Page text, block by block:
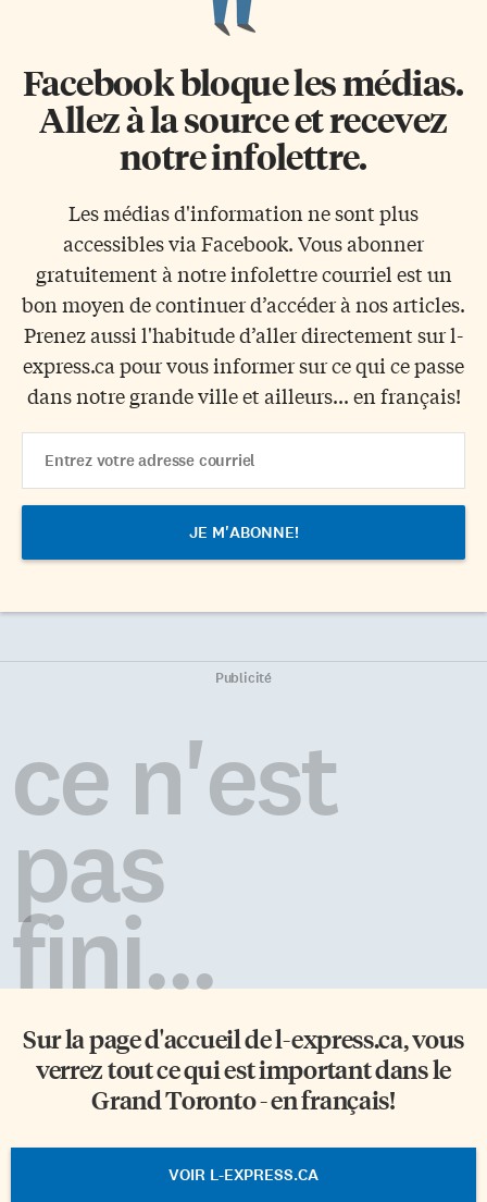
Facebook bloque les médias.
Allez à la source et recevez
notre infolettre.
Les médias d'information ne sont plus
accessibles via Facebook. Vous abonner
gratuitement à notre infolettre courriel est un
bon moyen de continuer d’accéder à nos articles.
Prenez aussi l'habitude d’aller directement sur l-
express.ca pour vous informer sur ce qui ce passe
dans notre grande ville et ailleurs... en français!
Address
Publicité
ce n'est
pas
fini...
Sur la page d'accueil del-express.ca, vous
verrez tout ce qui est important dans le
Grand Toronto - en français!
VOIR L-EXPRESS.CA